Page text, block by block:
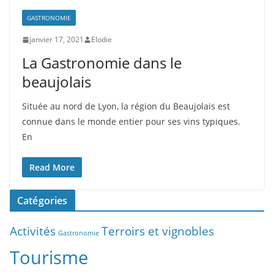
GASTRONOMIE
janvier 17, 2021 Elodie
La Gastronomie dans le
beaujolais
Située au nord de Lyon, la région du Beaujolais est
connue dans le monde entier pour ses vins typiques.
En
Read More
Catégories
Activités Gastronomie Terroirs et vignobles
Tourisme